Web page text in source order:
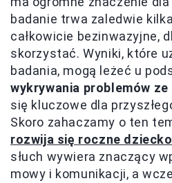
badanie trwa zaledwie
całkowicie bezinwazyjne,
skorzystać. Wyniki, które
badania, mogą leżeć u
wykrywania problemów ze
się kluczowe dla
Skoro zahaczamy o ten
rozwija się roczne dziecko
słuch wywiera znaczący
mowy i komunikacji, a